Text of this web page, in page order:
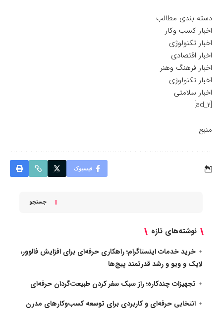
دسته بندی مطالب
اخبار کسب وکار
اخبار تکنولوژی
اخبار اقتصادی
اخبار فرهنگ وهنر
اخبار تکنولوژی
اخبار سلامتی
[ad_2]
منبع
فیسبوک
جستجو
نوشته‌های تازه
خرید خدمات اینستاگرام؛ راهکاری حرفه‌ای برای افزایش فالوور،
لایک و ویو و رشد قدرتمند پیج‌ها
تجهیزات چندکاره؛ راز سبک سفر کردن طبیعت‌گردان حرفه‌ای
انتخابی حرفه‌ای و کاربردی برای توسعه کسب‌وکارهای مدرن